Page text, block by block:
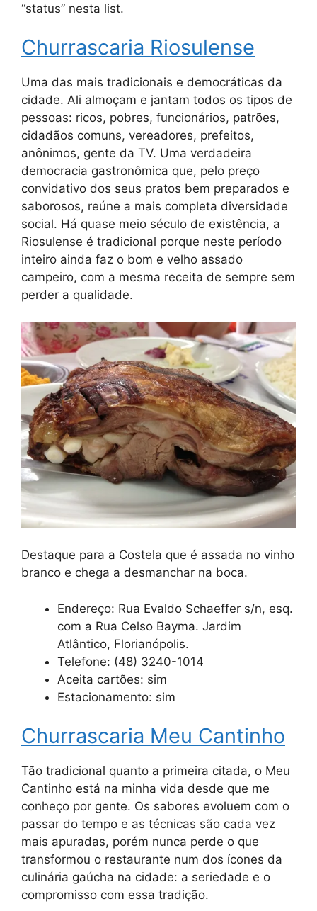
“status” nesta list.
Churrascaria Riosulense
Uma das mais tradicionais e democráticas da
cidade. Ali almoçam e jantam todos os tipos de
pessoas: ricos, pobres, funcionários, patrões,
cidadãos comuns, vereadores, prefeitos,
anônimos, gente da TV. Uma verdadeira
democracia gastronômica que, pelo preço
convidativo dos seus pratos bem preparados e
saborosos, reúne a mais completa diversidade
social. Há quase meio século de existência, a
Riosulense é tradicional porque neste período
inteiro ainda faz o bom e velho assado
campeiro, com a mesma receita de sempre sem
perder a qualidade.
Destaque para a Costela que é assada no vinho
branco e chega a desmanchar na boca.
Endereço: Rua Evaldo Schaeffer s/n, esq.
com a Rua Celso Bayma. Jardim
Atlântico, Florianópolis.
Telefone: (48) 3240-1014
Aceita cartões: sim
Estacionamento: sim
Churrascaria Meu Cantinho
Tão tradicional quanto a primeira citada, o Meu
Cantinho está na minha vida desde que me
conheço por gente. Os sabores evoluem com o
passar do tempo e as técnicas são cada vez
mais apuradas, porém nunca perde o que
transformou o restaurante num dos ícones da
culinária gaúcha na cidade: a seriedade e o
compromisso com essa tradição.